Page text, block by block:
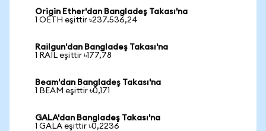
Origin Ether'dan Bangladeş Takası'na
1 OETH eşittir ৳237.536,24
Railgun'dan Bangladeş Takası'na
1 RAIL eşittir ৳177,78
Beam'dan Bangladeş Takası'na
1 BEAM eşittir ৳0,171
GALA'dan Bangladeş Takası'na
1 GALA eşittir ৳0,2236